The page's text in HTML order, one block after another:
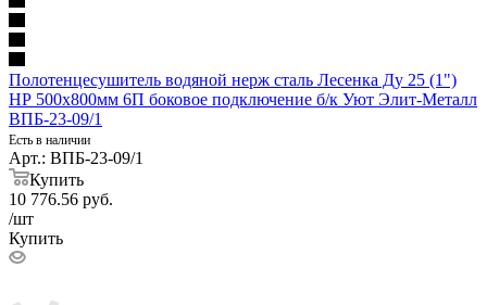
Полотенцесушитель водяной нерж сталь Лесенка Ду 25 (1")
НР 500х800мм 6П боковое подключение б/к Уют Элит-Металл
ВПБ-23-09/1
Есть в наличии
Арт.: ВПБ-23-09/1
Купить
10 776.56 руб.
/шт
Купить